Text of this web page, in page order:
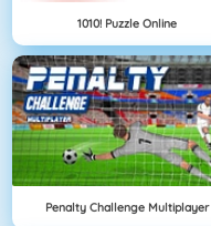
1010! Puzzle Online
Penalty Challenge Multiplayer